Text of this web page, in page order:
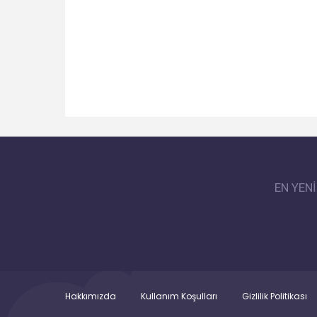
EN
Hakkımızda Kullanım Koşulları Gizlilik Politikası